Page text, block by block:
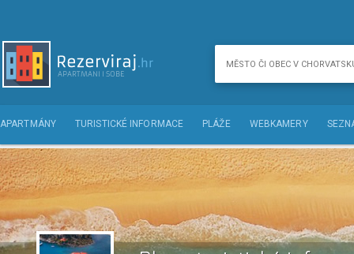
APARTMÁNY TURISTICKÉ INFORMACE PLÁŽE WEBKAMERY